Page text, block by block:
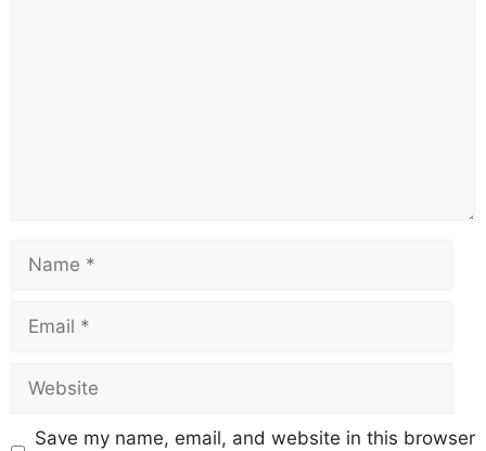
Save my name, email, and website in this browser